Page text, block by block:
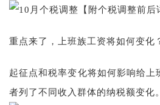
重点来了，上班族工资将如何变化
起征点和税率变化将如何影响给上
者列了不同收入群体的纳税额变化。